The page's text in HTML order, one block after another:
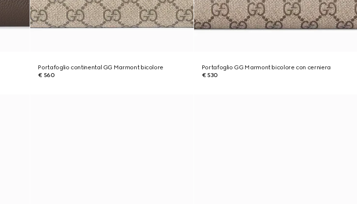
Portafoglio continental GG Marmont bicolore
€ 560
Portafoglio GG Marmont bicolore con cerniera
€ 530